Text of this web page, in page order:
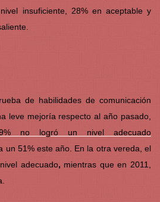
insuficiente, 28% en aceptable y
de habilidades de comunicación
leve mejoría respecto al año pasado,
no logró un nivel adecuado
un 51% este año. En la otra vereda, el
adecuado, mientras que en 2011,